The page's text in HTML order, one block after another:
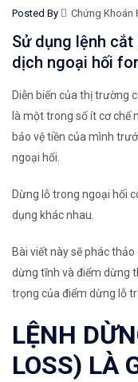
Posted By Chứng Khoán
Sử dụng lệnh
dịch ngoại hối
Diễn biến của thị trường
là một trong số ít cơ chế
bảo vệ tiền của mình
ngoại hối.
Dừng lỗ trong ngoại hối
dụng khác nhau.
Bài viết này sẽ phác
dừng tĩnh và điểm dừng
trọng của điểm dừng lỗ
LỆNH
LOSS) LÀ